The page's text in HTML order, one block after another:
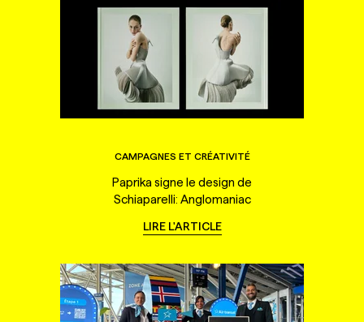
CAMPAGNES ET CRÉATIVITÉ
Paprika signe le design de
Schiaparelli: Anglomaniac
LIRE L'ARTICLE